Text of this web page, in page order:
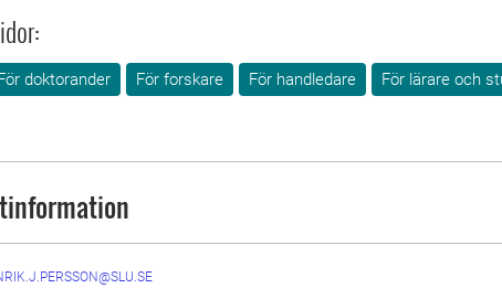
doktorander För forskare För handledare
För lärare och